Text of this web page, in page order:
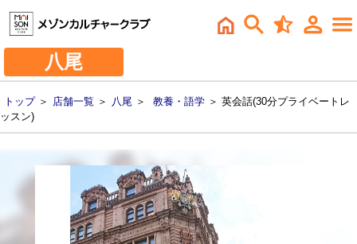
八尾
トップ＞ 店舗一覧 ＞ 八尾 ＞ 教養・語学 ＞ 英会話(30分プライベートレ
ッスン)